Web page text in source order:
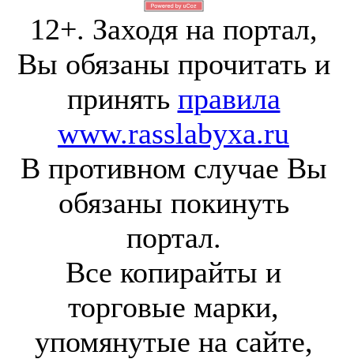
12+. Заходя на портал,
Вы обязаны прочитать и
принять правила
www.rasslabyxa.ru
В противном случае Вы
обязаны покинуть
портал.
Все копирайты и
торговые марки,
упомянутые на сайте,